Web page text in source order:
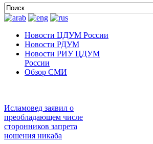
Новости ЦДУМ России
Новости РДУМ
Новости РИУ ЦДУМ
России
Обзор СМИ
Исламовед заявил о
преобладающем числе
сторонников запрета
ношения никаба